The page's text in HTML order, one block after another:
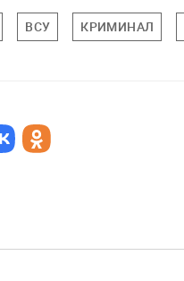
ВСУ КРИМИНАЛ